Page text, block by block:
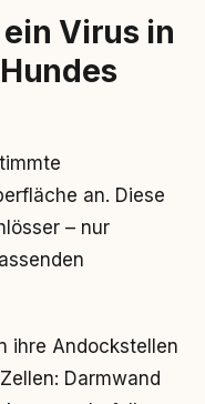
Virus in
an. Diese
– nur
ihre Andockstellen
Darmwand